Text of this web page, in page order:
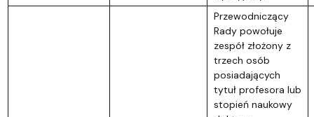
Przewodniczący
Rady powołuje
zespół złożony z
trzech osób
posiadających
tytuł profesora lub
stopień naukowy